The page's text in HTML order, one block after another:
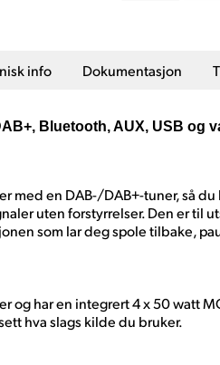
info Dokumentasjon
Bluetooth, AUX, USB og
med en DAB-/DAB+-tuner, så
uten forstyrrelser. Den er til
som lar deg spole tilbake,
og har en integrert 4 x 50 watt
hva slags kilde du bruker.